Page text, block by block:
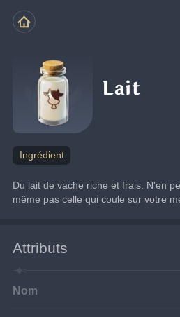
Lait
Ingrédient
Du lait de vache riche et frais. N'en
même pas celle qui coule sur votre
Attributs
Nom